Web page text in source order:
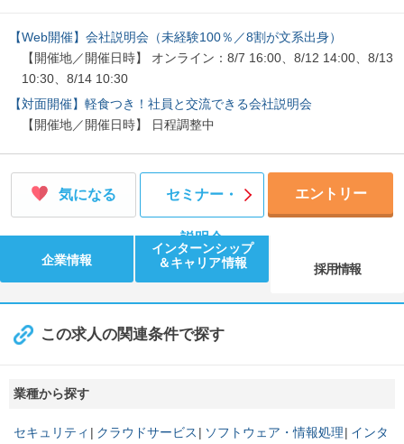
【Web開催】会社説明会（未経験100％／8割が文系出身）
【開催地／開催日時】 オンライン：8/7 16:00、8/12 14:00、8/13
10:30、8/14 10:30
【対面開催】軽食つき！社員と交流できる会社説明会
【開催地／開催日時】 日程調整中
気になる セミナー・
説明会
エントリー
企業情報
インターンシップ
＆キャリア情報
採用情報
この求人の関連条件で探す
業種から探す
セキュリティ クラウドサービス ソフトウェア・情報処理
インタ